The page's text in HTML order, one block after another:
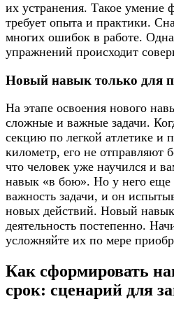
их устранения. Такое умение
требует опыта и практики.
многих ошибок в работе.
упражнений происходит
Новый навык только для
На этапе освоения нового
сложные и важные задачи.
секцию по легкой атлетике и
километр, его не отправляют
что человек уже научился и
навык «в бою». Но у него еще
важность задачи, и он
новых действий. Новый навык
деятельность постепенно.
усложняйте их по мере
Как сформировать
срок: сценарий для